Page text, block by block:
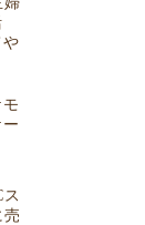
や